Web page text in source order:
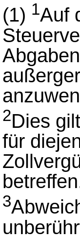
(1) 1Auf
2Dies
für
3